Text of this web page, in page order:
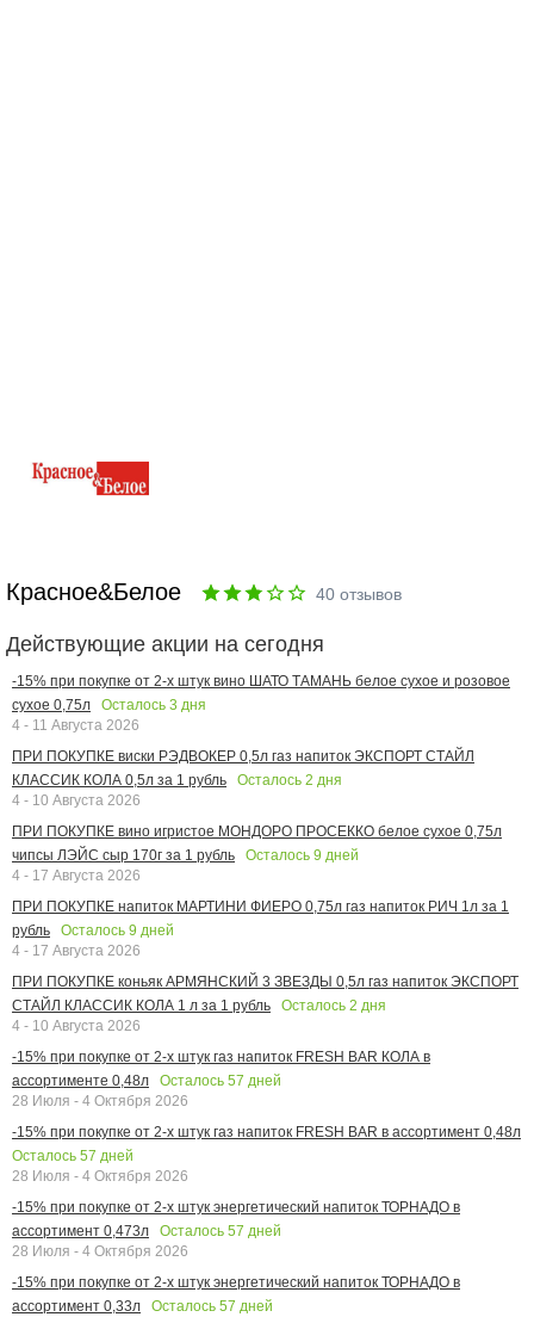
Красное&Белое 40 отзывов
Действующие акции на сегодня
-15% при покупке от 2-х штук вино ШАТО ТАМАНЬ белое сухое и розовое
сухое 0,75л
Осталось 3 дня
4 - 11 Августа 2026
ПРИ ПОКУПКЕ виски РЭДВОКЕР 0,5л газ напиток ЭКСПОРТ СТАЙЛ
КЛАССИК КОЛА 0,5л за 1 рубль
Осталось 2 дня
4 - 10 Августа 2026
ПРИ ПОКУПКЕ вино игристое МОНДОРО ПРОСЕККО белое сухое 0,75л
чипсы ЛЭЙС сыр 170г за 1 рубль
Осталось 9 дней
4 - 17 Августа 2026
ПРИ ПОКУПКЕ напиток МАРТИНИ ФИЕРО 0,75л газ напиток РИЧ 1л за 1
рубль
Осталось 9 дней
4 - 17 Августа 2026
ПРИ ПОКУПКЕ коньяк АРМЯНСКИЙ 3 ЗВЕЗДЫ 0,5л газ напиток ЭКСПОРТ
СТАЙЛ КЛАССИК КОЛА 1 л за 1 рубль
Осталось 2 дня
4 - 10 Августа 2026
-15% при покупке от 2-х штук газ напиток FRESH BAR КОЛА в
ассортименте 0,48л
Осталось 57 дней
28 Июля - 4 Октября 2026
-15% при покупке от 2-х штук газ напиток FRESH BAR в ассортимент 0,48л
Осталось 57 дней
28 Июля - 4 Октября 2026
-15% при покупке от 2-х штук энергетический напиток ТОРНАДО в
ассортимент 0,473л
Осталось 57 дней
28 Июля - 4 Октября 2026
-15% при покупке от 2-х штук энергетический напиток ТОРНАДО в
ассортимент 0,33л
Осталось 57 дней